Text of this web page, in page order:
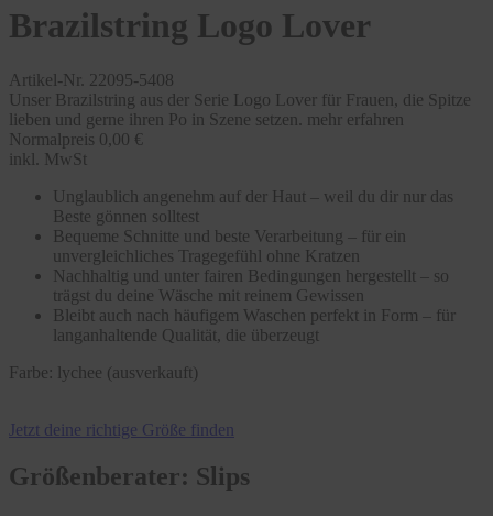
Brazilstring Logo Lover
Artikel-Nr. 22095-5408
Unser Brazilstring aus der Serie Logo Lover für Frauen, die Spitze
lieben und gerne ihren Po in Szene setzen. mehr erfahren
Normalpreis 0,00 €
inkl. MwSt
Unglaublich angenehm auf der Haut – weil du dir nur das
Beste gönnen solltest
Bequeme Schnitte und beste Verarbeitung – für ein
unvergleichliches Tragegefühl ohne Kratzen
Nachhaltig und unter fairen Bedingungen hergestellt – so
trägst du deine Wäsche mit reinem Gewissen
Bleibt auch nach häufigem Waschen perfekt in Form – für
langanhaltende Qualität, die überzeugt
Farbe: lychee (ausverkauft)
Jetzt deine richtige Größe finden
Größenberater: Slips